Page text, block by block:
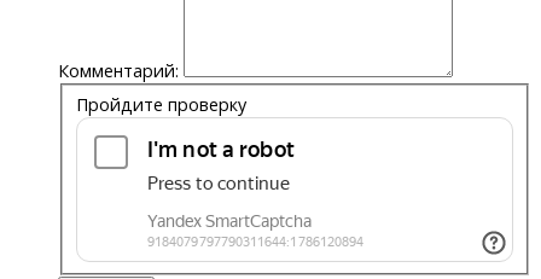
Комментарий:
Пройдите проверку